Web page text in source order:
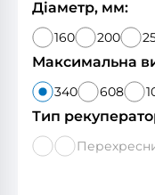
Діаметр, мм:
160 200
Максимальна
340 608
Тип